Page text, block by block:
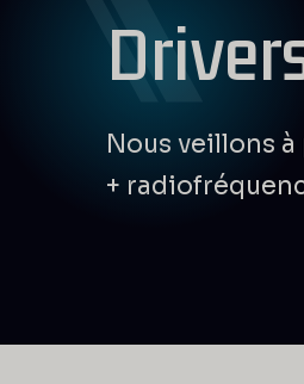
Nous veillons
+